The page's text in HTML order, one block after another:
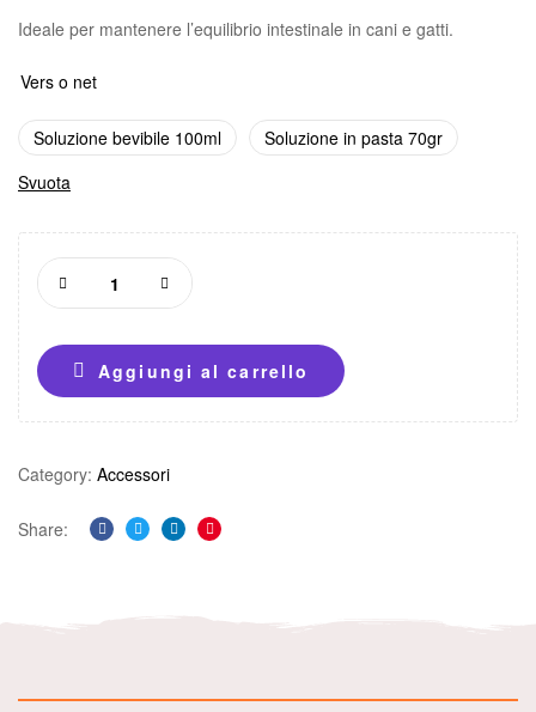
Ideale per mantenere l’equilibrio intestinale in cani e gatti.
Vers o net
Soluzione bevibile 100ml
Soluzione in pasta 70gr
Svuota
Aggiungi al carrello
Category: Accessori
Share:
Facebook
TwitterLinkedinPinterest